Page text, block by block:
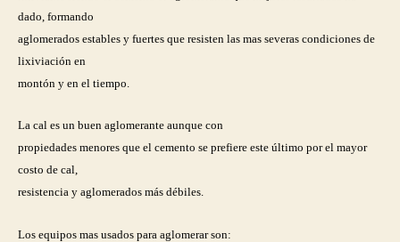
dado, formando
aglomerados estables y fuertes que resisten las mas severas condiciones de
lixiviación en
montón y en el tiempo.
La cal es un buen aglomerante aunque con
propiedades menores que el cemento se prefiere este último por el mayor
costo de cal,
resistencia y aglomerados más débiles.
Los equipos mas usados para aglomerar son: